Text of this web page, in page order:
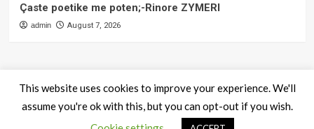
Çaste poetike me poten;-Rinore ZYMERI
admin August 7, 2026
QendraPRESS - Te drejtat e rezervuara|CoverNewsby AF
This website uses cookies to improve your experience. We'll
assume you're ok with this, but you can opt-out if you wish.